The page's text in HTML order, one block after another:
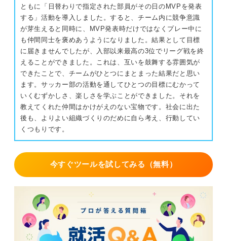
ともに「日替わりで指定された部員がその日のMVPを発表
する」活動を導入しました。すると、チーム内に競争意識
が芽生えると同時に、MVP発表時だけではなくプレー中に
も仲間同士を褒めあうようになりました。結果として目標
に届きませんでしたが、入部以来最高の3位でリーグ戦を終
えることができました。これは、互いを鼓舞する雰囲気が
できたことで、チームがひとつにまとまった結果だと思い
ます。サッカー部の活動を通してひとつの目標にむかって
いくむずかしさ、楽しさを学ぶことができました。それを
教えてくれた仲間はかけがえのない宝物です。社会に出た
後も、よりよい組織づくりのだめに自ら考え、行動してい
くつもりです。
今すぐツールを試してみる（無料）